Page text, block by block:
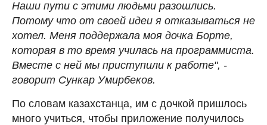
Наши пути с этими людьми разошлись.
Потому что от своей идеи я отказываться не
хотел. Меня поддержала моя дочка Борте,
которая в то время училась на программиста.
Вместе с ней мы приступили к работе", -
говорит Сункар Умирбеков.
По словам казахстанца, им с дочкой пришлось
много учиться, чтобы приложение получилось